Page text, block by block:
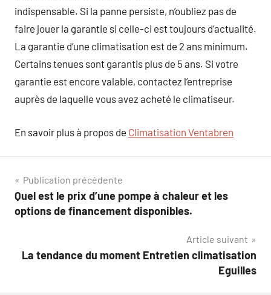
indispensable. Si la panne persiste, n’oubliez pas de
faire jouer la garantie si celle-ci est toujours d’actualité.
La garantie d’une climatisation est de 2 ans minimum.
Certains tenues sont garantis plus de 5 ans. Si votre
garantie est encore valable, contactez l’entreprise
auprès de laquelle vous avez acheté le climatiseur.
En savoir plus à propos de Climatisation Ventabren
Navigation
de
Publication précédente
Quel est le prix d’une pompe à chaleur et les
options de financement disponibles.
Article suivant
La tendance du moment Entretien climatisation
Eguilles